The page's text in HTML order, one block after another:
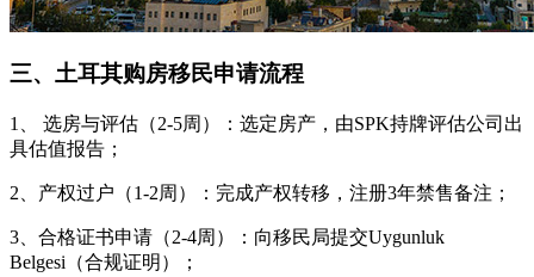
三、土耳其购房移民申请流程
1、 选房与评估（2-5周）：选定房产，由SPK持牌评估公司出
具估值报告；
2、产权过户（1-2周）：完成产权转移，注册3年禁售备注；
3、合格证书申请（2-4周）：向移民局提交Uygunluk
Belgesi（合规证明）；